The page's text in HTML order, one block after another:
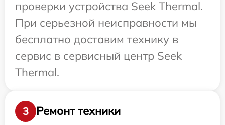
проверки устройства Seek Thermal.
При серьезной неисправности мы
бесплатно доставим технику в
сервис в сервисный центр Seek
Thermal.
3
Ремонт техники